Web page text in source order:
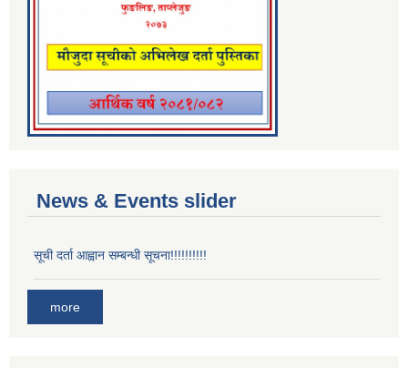
News & Events slider
सूची दर्ता आह्वान सम्बन्धी सूचना!!!!!!!!!!
more